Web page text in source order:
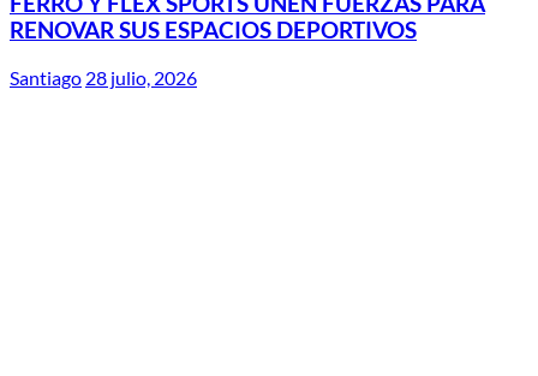
RENOVAR SUS ESPACIOS DEPORTIVOS
Santiago 28 julio, 2026